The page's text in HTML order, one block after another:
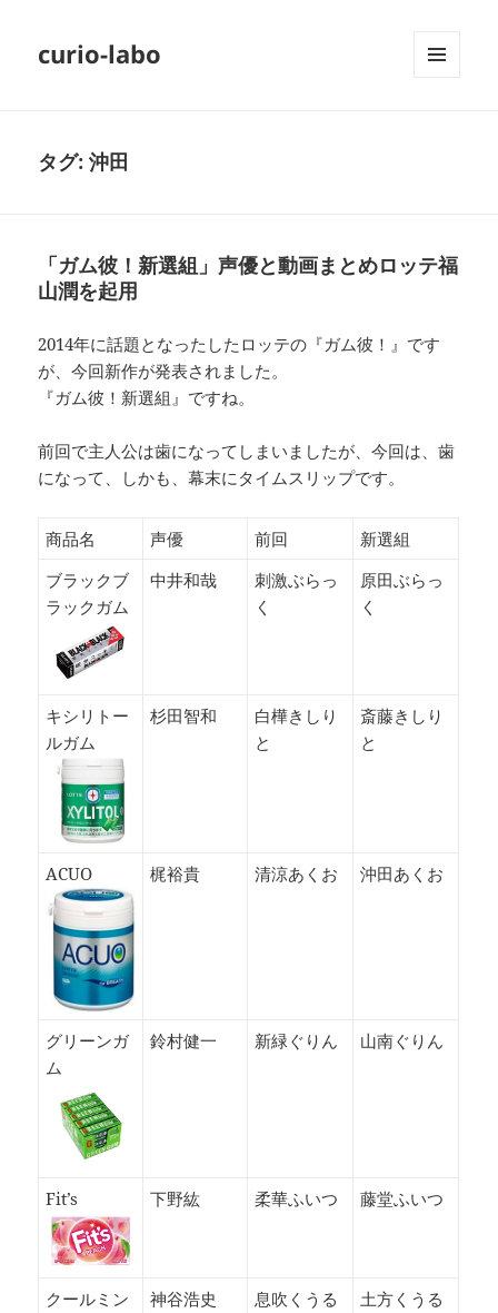
curio-labo
タグ:沖田
「ガム彼！新選組」声優と動画まとめロッテ福
山潤を起用
2014年に話題となったしたロッテの『ガム彼！』です
が、今回新作が発表されました。
『ガム彼！新選組』ですね。
前回で主人公は歯になってしまいましたが、今回は、歯
になって、しかも、幕末にタイムスリップです。
商品名 声優 前回
新選組
ブラックブ
ラックガム
中井和哉
刺激ぶらっ
く
原田ぶらっ
く
キシリトー
ルガム
杉田智和
白樺きしり
と
斎藤きしり
と
ACUO 梶裕貴 清涼あくお 沖田あくお
グリーンガ
ム
鈴村健一 新緑ぐりん 山南ぐりん
Fit’s 下野紘 柔華ふいつ 藤堂ふいつ
クールミン
神谷浩史 息吹くうる 土方くうる